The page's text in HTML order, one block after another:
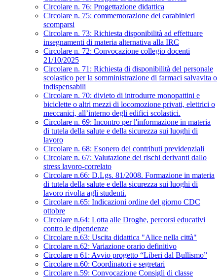
Circolare n. 76: Progettazione didattica
Circolare n. 75: commemorazione dei carabinieri
scomparsi
Circolare n. 73: Richiesta disponibilità ad effettuare
insegnamenti di materia alternativa alla IRC
Circolare n. 72: Convocazione collegio docenti
21/10/2025
Circolare n. 71: Richiesta di disponibilità del personale
scolastico per la somministrazione di farmaci salvavita o
indispensabili
Circolare n. 70: divieto di introdurre monopattini e
biciclette o altri mezzi di locomozione privati, elettrici o
meccanici, all’interno degli edifici scolastici.
Circolare n. 69: Incontro per l'informazione in materia
di tutela della salute e della sicurezza sui luoghi di
lavoro
Circolare n. 68: Esonero dei contributi previdenziali
Circolare n. 67: Valutazione dei rischi derivanti dallo
stress lavoro-correlato
Circolare n.66: D.Lgs. 81/2008. Formazione in materia
di tutela della salute e della sicurezza sui luoghi di
lavoro rivolta agli studenti.
Circolare n.65: Indicazioni ordine del giorno CDC
ottobre
Circolare n.64: Lotta alle Droghe, percorsi educativi
contro le dipendenze
Circolare n.63: Uscita didattica "Alice nella città"
Circolare n.62: Variazione orario definitivo
Circolare n 61: Avvio progetto “Liberi dal Bullismo”
Circolare n.60: Coordinatori e segretari
Circolare n.59: Convocazione Consigli di classe